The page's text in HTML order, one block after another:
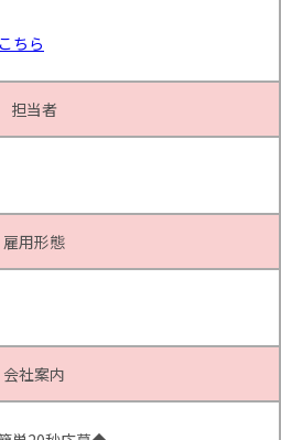
ちら
担当者
雇用形態
会社案内